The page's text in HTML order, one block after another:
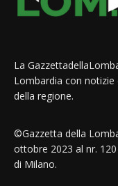
La
Lombardia con
della regione.
©Gazzetta della
ottobre 2023 al nr.
di Milano.